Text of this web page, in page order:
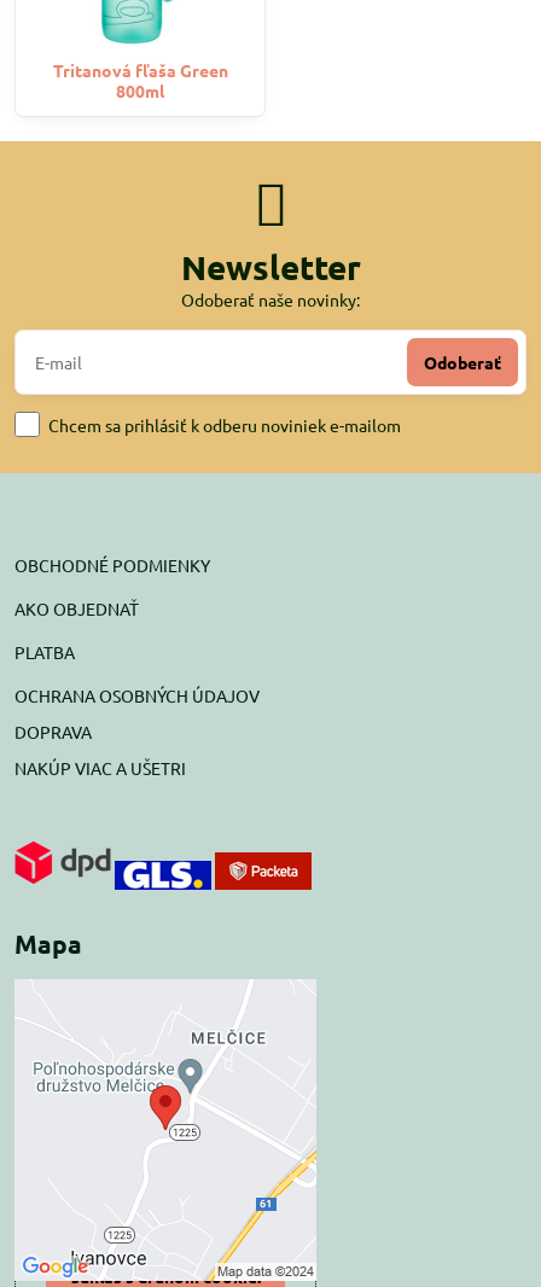
Tritanová fľaša Green
800ml
Newsletter
Odoberať naše novinky:
Odoberať
Chcem sa prihlásiť k odberu noviniek e-mailom
OBCHODNÉ PODMIENKY
AKO OBJEDNAŤ
PLATBA
OCHRANA OSOBNÝCH ÚDAJOV
DOPRAVA
NAKÚP VIAC A UŠETRI
Mapa
Externý obsah je
blokovaný Voľbami
súkromia
Prajete si načítať externý obsah?
Povoliť tentokrát
Povoliť a zapamätať -
súhlas s druhom cookie: